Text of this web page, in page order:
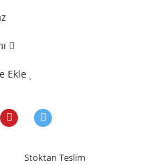
Ekle
Stoktan Teslim